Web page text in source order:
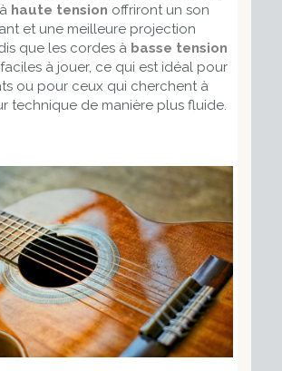
haute tension offriront un son
et une meilleure projection
que les cordes à basse tension
à jouer, ce qui est idéal pour
ou pour ceux qui cherchent à
technique de manière plus fluide.